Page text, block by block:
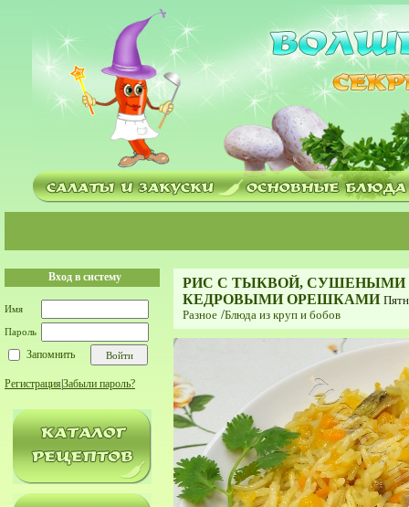
Вход в систему
Имя
Пароль
Запомнить
Регистрация Забыли пароль?
РИС С ТЫКВОЙ, СУШЕНЫМИ
КЕДРОВЫМИ ОРЕШКАМИ
Разное /Блюда из круп и бобов